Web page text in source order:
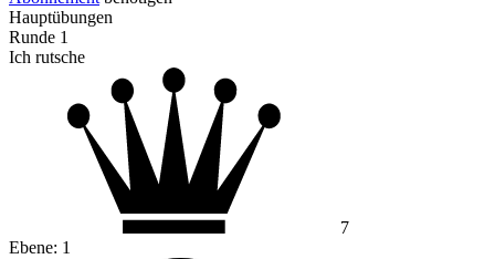
Hauptübungen
Runde 1
Ich rutsche
7
Ebene: 1